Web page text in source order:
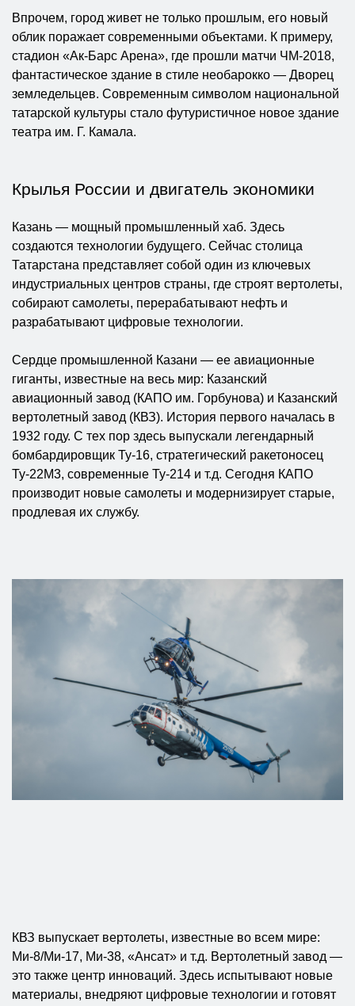
Впрочем, город живет не только прошлым, его новый
облик поражает современными объектами. К примеру,
стадион «Ак-Барс Арена», где прошли матчи ЧМ-2018,
фантастическое здание в стиле необарокко — Дворец
земледельцев. Современным символом национальной
татарской культуры стало футуристичное новое здание
театра им. Г. Камала.
Крылья России и двигатель экономики
Казань — мощный промышленный хаб. Здесь
создаются технологии будущего. Сейчас столица
Татарстана представляет собой один из ключевых
индустриальных центров страны, где строят вертолеты,
собирают самолеты, перерабатывают нефть и
разрабатывают цифровые технологии.
Сердце промышленной Казани — ее авиационные
гиганты, известные на весь мир: Казанский
авиационный завод (КАПО им. Горбунова) и Казанский
вертолетный завод (КВЗ). История первого началась в
1932 году. С тех пор здесь выпускали легендарный
бомбардировщик Ту-16, стратегический ракетоносец
Ту-22М3, современные Ту-214 и т.д. Сегодня КАПО
производит новые самолеты и модернизирует старые,
продлевая их службу.
КВЗ выпускает вертолеты, известные во всем мире:
Ми-8/Ми-17, Ми-38, «Ансат» и т.д. Вертолетный завод —
это также центр инноваций. Здесь испытывают новые
материалы, внедряют цифровые технологии и готовят